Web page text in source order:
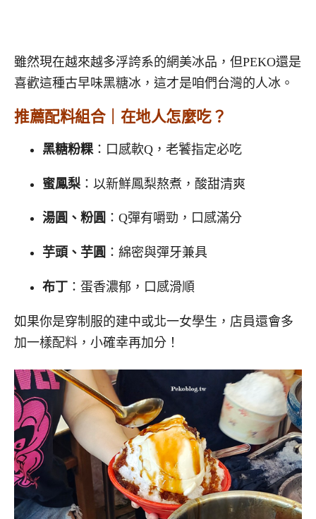
雖然現在越來越多浮誇系的網美冰品，但PEKO還是
喜歡這種古早味黑糖冰，這才是咱們台灣的人冰。
推薦配料組合｜在地人怎麼吃？
黑糖粉粿 ：口感軟Q，老饕指定必吃
蜜鳳梨 ：以新鮮鳳梨熬煮，酸甜清爽
湯圓、粉圓 ：Q彈有嚼勁，口感滿分
芋頭、芋圓 ：綿密與彈牙兼具
布丁 ：蛋香濃郁，口感滑順
如果你是穿制服的建中或北一女學生，店員還會多
加一樣配料，小確幸再加分！